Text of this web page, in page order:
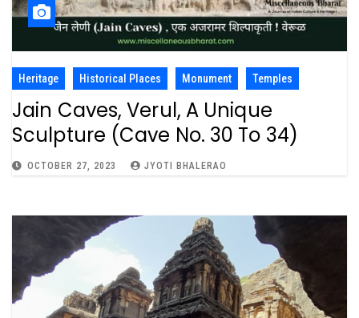
Heritage Historical Places Monument Temples
Jain Caves, Verul, A Unique
Sculpture (Cave No. 30 To 34)
OCTOBER 27, 2023 JYOTI BHALERAO